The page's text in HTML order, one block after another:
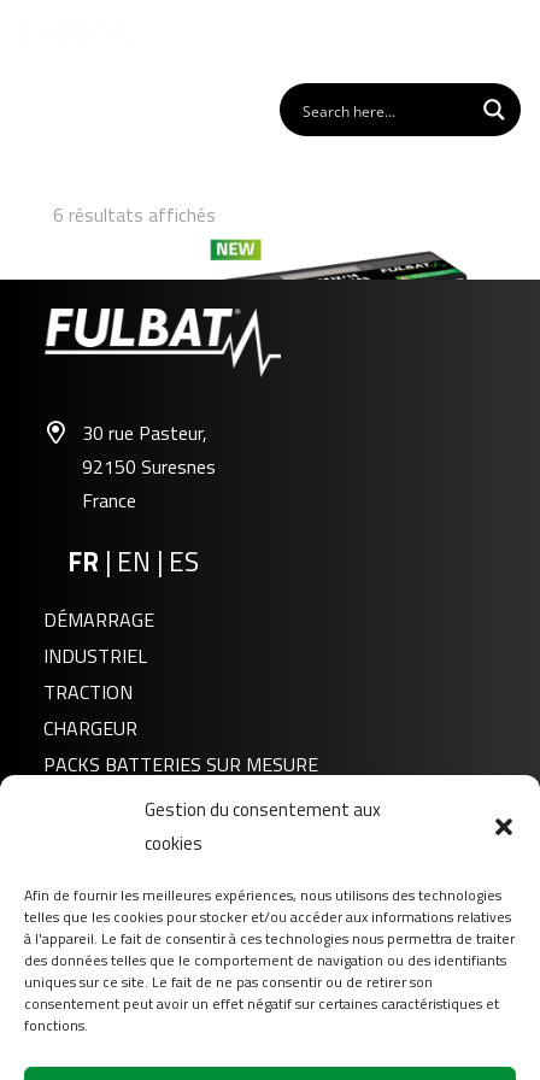
Gestion du consentement aux
cookies
Afin de fournir les meilleures expériences, nous utilisons des technologies
telles que les cookies pour stocker et/ou accéder aux informations relatives
à l'appareil. Le fait de consentir à ces technologies nous permettra de traiter
des données telles que le comportement de navigation ou des identifiants
uniques sur ce site. Le fait de ne pas consentir ou de retirer son
consentement peut avoir un effet négatif sur certaines caractéristiques et
fonctions.
6 résultats affichés
FLTX4L/5L/7L+ – FLTZ5S/6S/7S+
30 rue Pasteur,
92150 Suresnes
France
FR | EN | ES
DÉMARRAGE
INDUSTRIEL
TRACTION
CHARGEUR
PACKS BATTERIES SUR MESURE
FAQ
Téléchargement
Login
Contact